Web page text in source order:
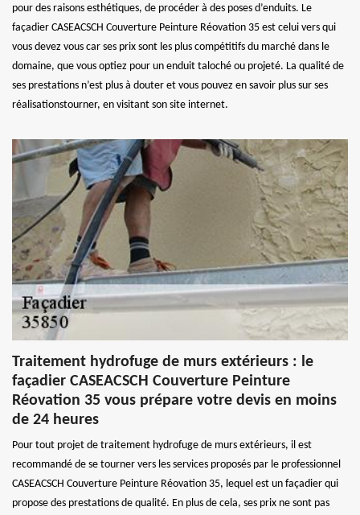
pour des raisons esthétiques, de procéder à des poses d’enduits. Le
façadier CASEACSCH Couverture Peinture Réovation 35 est celui vers qui
vous devez vous car ses prix sont les plus compétitifs du marché dans le
domaine, que vous optiez pour un enduit taloché ou projeté. La qualité de
ses prestations n’est plus à douter et vous pouvez en savoir plus sur ses
réalisationstourner, en visitant son site internet.
Traitement hydrofuge de murs extérieurs : le
façadier CASEACSCH Couverture Peinture
Réovation 35 vous prépare votre devis en moins
de 24 heures
Pour tout projet de traitement hydrofuge de murs extérieurs, il est
recommandé de se tourner vers les services proposés par le professionnel
CASEACSCH Couverture Peinture Réovation 35, lequel est un façadier qui
propose des prestations de qualité. En plus de cela, ses prix ne sont pas